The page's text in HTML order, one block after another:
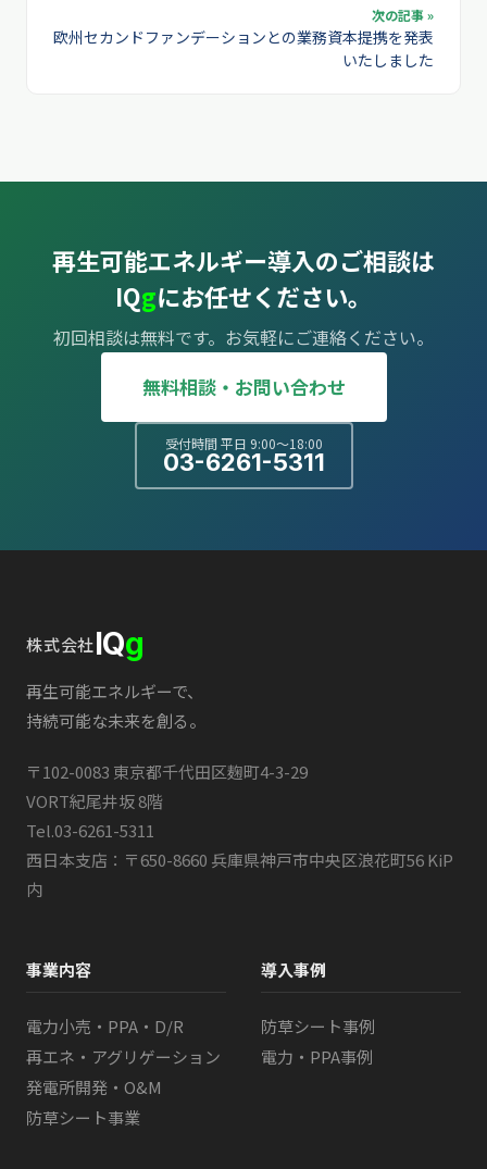
次の記事 »
欧州セカンドファンデーションとの業務資本提携を発表
いたしました
再生可能エネルギー導入のご相談は
IQgにお任せください。
初回相談は無料です。お気軽にご連絡ください。
無料相談・お問い合わせ
受付時間 平日 9:00〜18:00
03-6261-5311
株式会社IQg
再生可能エネルギーで、
持続可能な未来を創る。
〒102-0083 東京都千代田区麹町4-3-29
VORT紀尾井坂 8階
Tel.03-6261-5311
西日本支店：〒650-8660 兵庫県神戸市中央区浪花町56 KiP
内
事業内容
電力小売・PPA・D/R
再エネ・アグリゲーション
発電所開発・O&M
防草シート事業
導入事例
防草シート事例
電力・PPA事例